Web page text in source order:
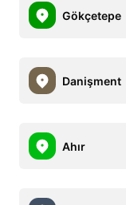
Gökçetepe
Danişment
Ahır